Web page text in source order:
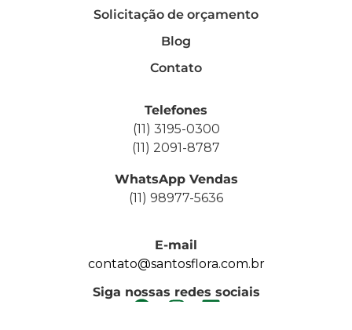
Solicitação de orçamento
Blog
Contato
Telefones
(11) 3195-0300
(11) 2091-8787
WhatsApp Vendas
(11) 98977-5636
E-mail
contato@santosflora.com.br
Siga nossas redes sociais